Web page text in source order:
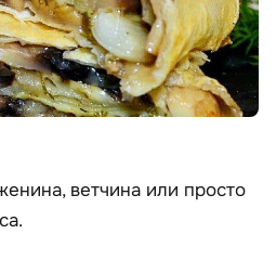
ветчина или просто